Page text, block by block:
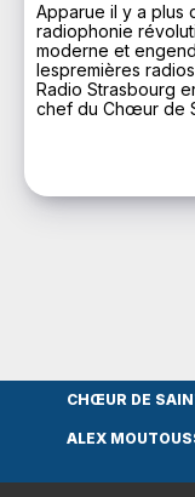
Apparue il y a plus
radiophonie
moderne et
lespremières
Radio Strasbourg
chef du Chœur de
l’importance de
large diffusion de
inaugurationle 11
Strasbourg diffuse
CHŒUR DE
ALEX